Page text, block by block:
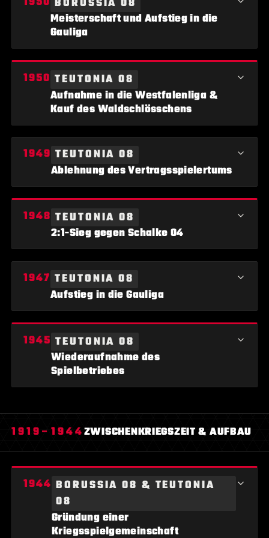
als Südwestfalenmeister.
Meisterschaft und Aufstieg in die
Gauliga
Borussia 08 Lippstadt gewinnt die Meisterschaft und schafft den
Aufstieg in die Gauliga.
TEUTONIA 08
Aufnahme in die Westfalenliga &
Kauf des Waldschlösschens
Teutonia 08 Lippstadt wird in die Westfalenliga aufgenommen
und kauft im gleichen Jahr das Waldschlösschen.
TEUTONIA 08
Ablehnung des Vertragsspielertums
Teutonia 08 Lippstadt spricht sich auf einer
Mitgliederversammlung gegen das Vertragsspielertum aus.
TEUTONIA 08
2:1-Sieg gegen Schalke 04
In einem Freundschaftsspiel siegt Teutonia 08 Lippstadt mit 2:1
gegen Schalke 04 vor 10.000 Zuschauern am Waldschlösschen.
TEUTONIA 08
Aufstieg in die Gauliga
Teutonia 08 Lippstadt gelingt der Aufstieg in die Gauliga nach
Entscheidungsspielen gegen TURA Bergkamen.
TEUTONIA 08
Wiederaufnahme des
Spielbetriebes
1919–1944ZWISCHENKRIEGSZEIT & AUFBAU
BORUSSIA 08 & TEUTONIA
08
Gründung einer
Kriegsspielgemeinschaft